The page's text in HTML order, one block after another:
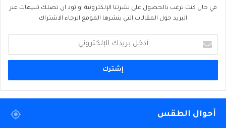
في حال كنت ترغب بالحصول على نشرتنا الإلكترونية او تود ان تصلك تنبيهات عبر
البريد حول المقالات التي ينشرها الموقع الرجاء الاشتراك
بريدك
الإلكتروني
أحوال الطقس